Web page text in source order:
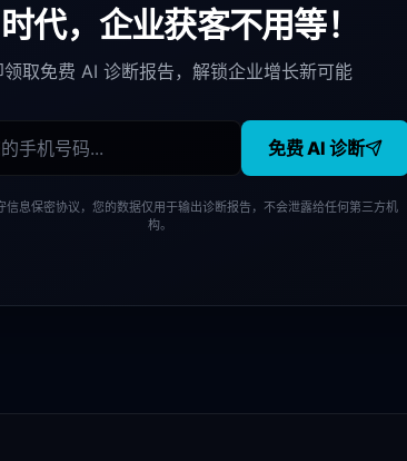
代，企业获客不用等！
领取免费 AI 诊断报告，解锁企业增长新可能
免费 AI 诊断
信息保密协议，您的数据仅用于输出诊断报告，不会泄露给任何第三方机
构。